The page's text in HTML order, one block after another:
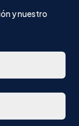
y nuestro